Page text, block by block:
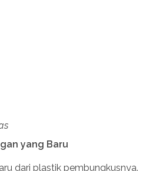
yang Baru
dari plastik pembungkusnya.